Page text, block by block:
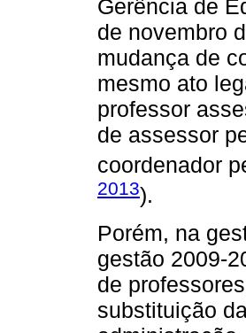
Gerência de
de novembro
mudança de
mesmo ato
professor
de assessor
coordenador
2013).
Porém, na
gestão 2009-
de
substituição